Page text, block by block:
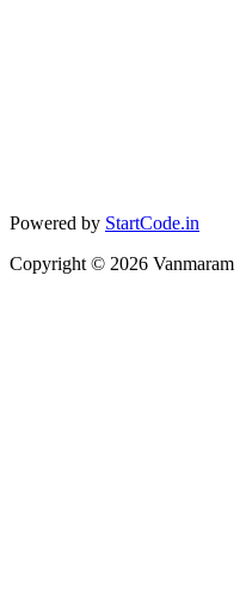
Powered by StartCode.in
Copyright © 2026 Vanmaram